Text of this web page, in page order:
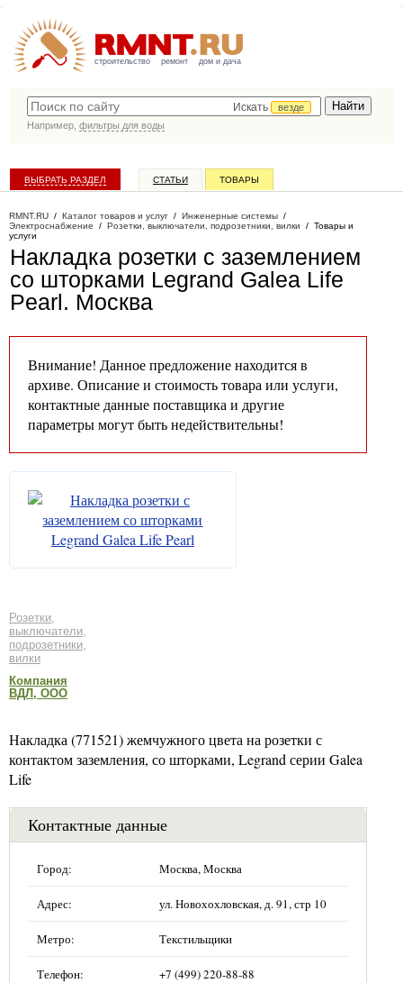
строительство ремонт дом и дача
Искать
везде
Например, фильтры для воды
ВЫБРАТЬ РАЗДЕЛ СТАТЬИ ТОВАРЫ
RMNT.RU / Каталог товаров и услуг / Инженерные системы /
Электроснабжение / Розетки, выключатели, подрозетники, вилки / Товары и
услуги
Накладка розетки с заземлением
со шторками Legrand Galea Life
Pearl. Москва
Внимание! Данное предложение находится в
архиве. Описание и стоимость товара или услуги,
контактные данные поставщика и другие
параметры могут быть недействительны!
Розетки,
выключатели,
подрозетники,
вилки
Компания
ВДЛ, ООО
Накладка (771521) жемчужного цвета на розетки с
контактом заземления, со шторками, Legrand серии Galea
Life
Контактные данные
Город: Москва, Москва
Адрес: ул. Новохохловская, д. 91, стр 10
Метро: Текстильщики
Телефон: +7 (499) 220-88-88